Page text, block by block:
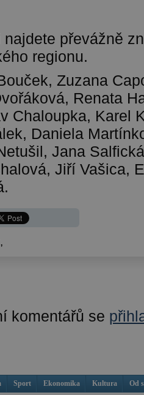
převážně
regionu.
Zuzana
Renata
Chaloupka, Karel
Daniela
Jana
Jiří Vašica,
komentářů se
Sport Ekonomika Kultura Od